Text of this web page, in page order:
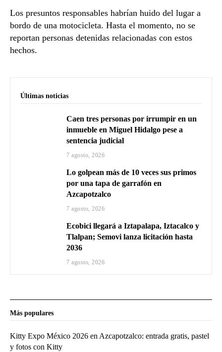
Los presuntos responsables habrían huido del lugar a
bordo de una motocicleta. Hasta el momento, no se
reportan personas detenidas relacionadas con estos
hechos.
Últimas noticias
Caen tres personas por irrumpir en un
inmueble en Miguel Hidalgo pese a
sentencia judicial
7 agosto, 2026
Lo golpean más de 10 veces sus primos
por una tapa de garrafón en
Azcapotzalco
7 agosto, 2026
Ecobici llegará a Iztapalapa, Iztacalco y
Tlalpan; Semovi lanza licitación hasta
2036
7 agosto, 2026
Más populares
Kitty Expo México 2026 en Azcapotzalco: entrada gratis, pastel
y fotos con Kitty